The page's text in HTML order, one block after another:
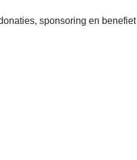
sponsoring en